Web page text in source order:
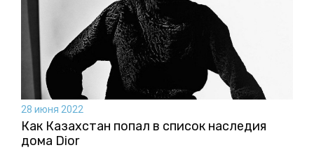
28 июня 2022
Как Казахстан попал в список наследия
дома Dior